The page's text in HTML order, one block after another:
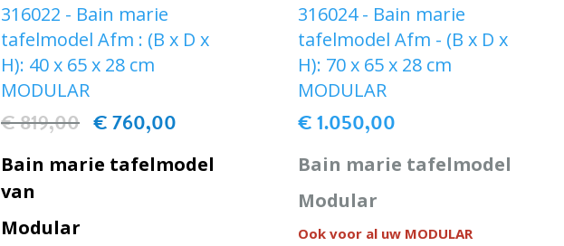
316022 - Bain marie
tafelmodel Afm : (B x D x
H): 40 x 65 x 28 cm
MODULAR
€ 760,00
€ 819,00
Bain marie tafelmodel
van
Modular
316024 - Bain marie
tafelmodel Afm - (B x D x
H): 70 x 65 x 28 cm
MODULAR
€ 1.050,00
Bain marie tafelmodel
Modular
Ook voor al uw MODULAR